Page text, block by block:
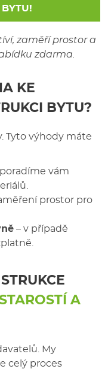
BYTU!
zaměří prostor a
zdarma.
KE
BYTU?
Tyto výhody máte
vám
prostor pro
– v případě
A
My
celý proces